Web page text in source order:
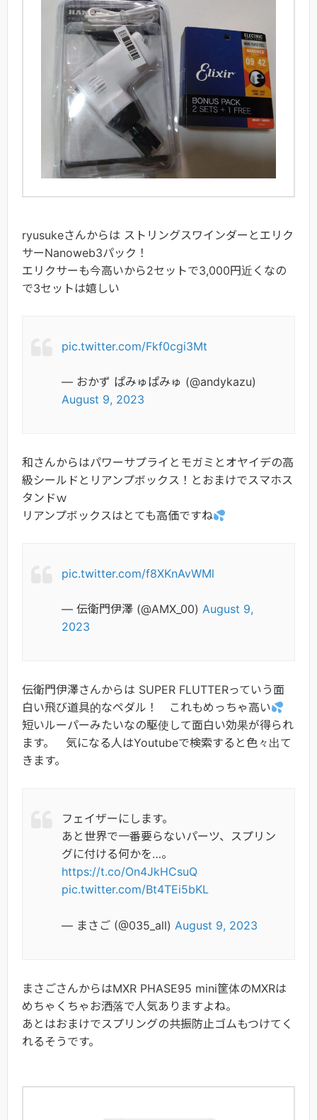
ryusukeさんからは ストリングスワインダーとエリク
サーNanoweb3パック！
エリクサーも今高いから2セットで3,000円近くなの
で3セットは嬉しい
pic.twitter.com/Fkf0cgi3Mt
— おかず ぱみゅぱみゅ (@andykazu)
August 9, 2023
和さんからはパワーサプライとモガミとオヤイデの高
級シールドとリアンプボックス！とおまけでスマホス
タンドｗ
リアンプボックスはとても高価ですね
pic.twitter.com/f8XKnAvWMl
— 伝衛門伊澤 (@AMX_00) August 9,
2023
伝衛門伊澤さんからは SUPER FLUTTERっていう面
白い飛び道具的なペダル！ これもめっちゃ高い
短いルーパーみたいなの駆使して面白い効果が得られ
ます。 気になる人はYoutubeで検索すると色々出て
きます。
フェイザーにします。
あと世界で一番要らないパーツ、スプリン
グに付ける何かを…。
https://t.co/On4JkHCsuQ
pic.twitter.com/Bt4TEi5bKL
— まさご (@035_all) August 9, 2023
まさごさんからはMXR PHASE95 mini筐体のMXRは
めちゃくちゃお洒落で人気ありますよね。
あとはおまけでスプリングの共振防止ゴムもつけてく
れるそうです。